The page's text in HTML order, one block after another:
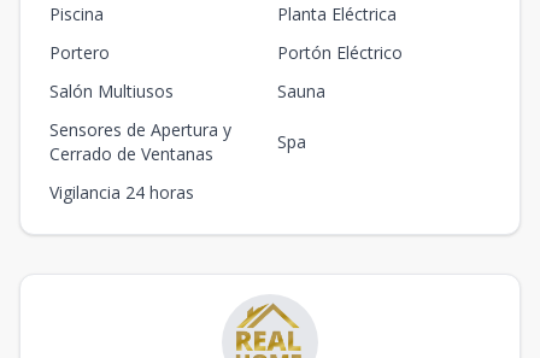
Piscina
Planta Eléctrica
Portero
Portón Eléctrico
Salón Multiusos
Sauna
Sensores de Apertura y
Cerrado de Ventanas
Spa
Vigilancia 24 horas